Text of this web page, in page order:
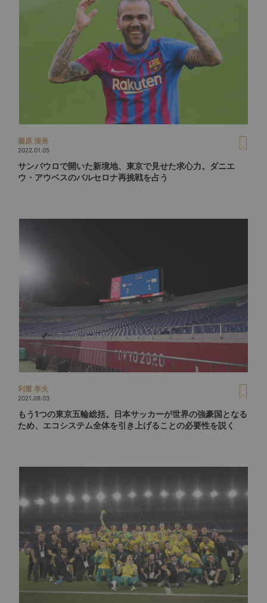
藤原 清美
2022.01.05
サンパウロで開いた新境地、東京で見せた求心力。ダニエ
ウ・アウベスのバルセロナ再挑戦を占う
利重 孝夫
2021.09.03
もう1つの東京五輪総括。日本サッカーが世界の強豪国となる
ため、エコシステム全体を引き上げることの必要性を説く